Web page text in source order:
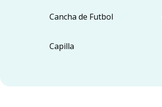
Cancha de Futbol
Capilla